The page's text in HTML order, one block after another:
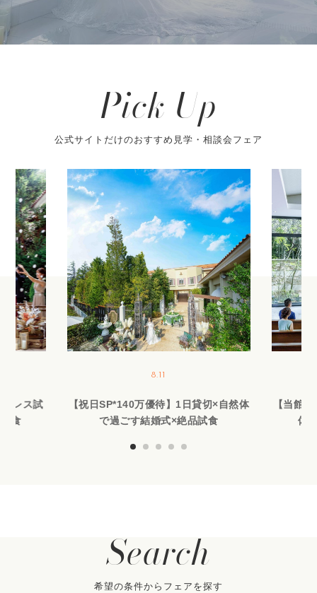
Pick Up
公式サイトだけのおすすめ見学・相談会フェア
レス試
食
8.11
【祝日SP*140万優待】1日貸切×自然体
で過ごす結婚式×絶品試食
【当館
体
Search
希望の条件からフェアを探す